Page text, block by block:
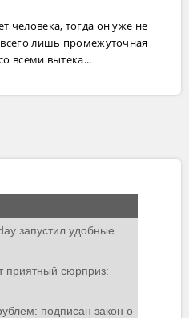
человека, тогда он уже не
лишь промежуточная
всеми вытека...